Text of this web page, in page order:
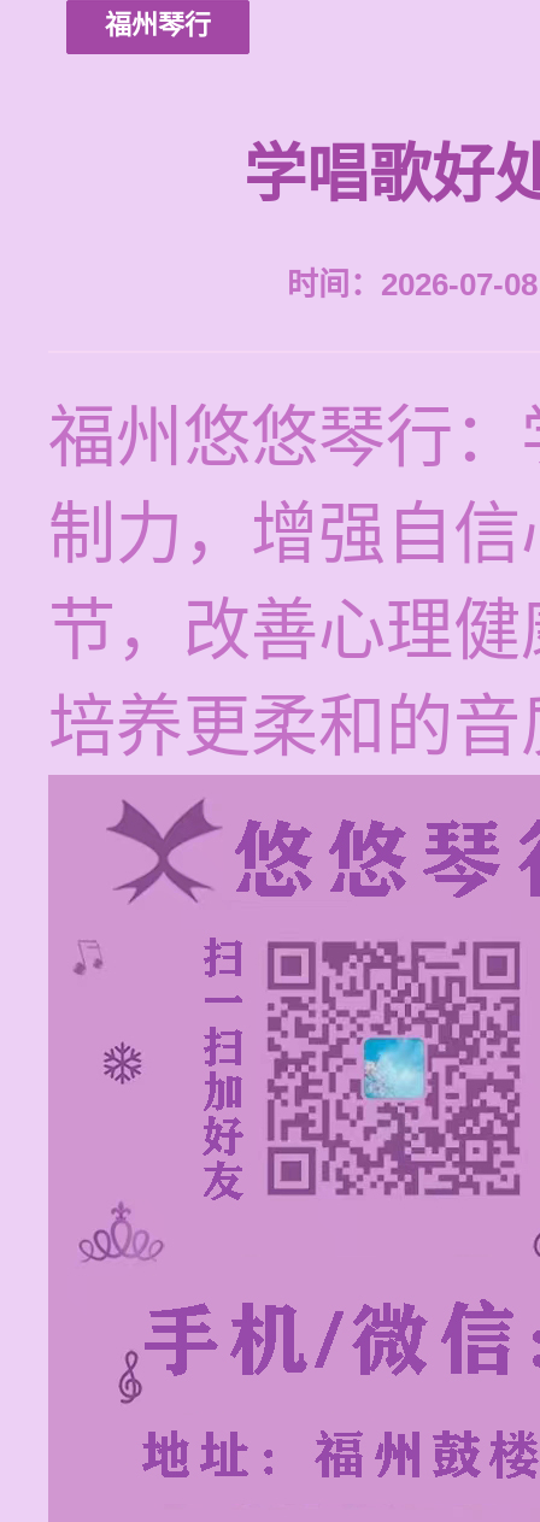
福州琴行
学唱歌好
时间：2026-07-
福州悠悠琴行
制力，增强自
节，改善心理
培养更柔和的